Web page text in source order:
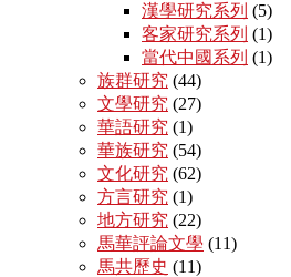
漢學研究系列 (5)
客家研究系列 (1)
當代中國系列 (1)
族群研究 (44)
文學研究 (27)
華語研究 (1)
華族研究 (54)
文化研究 (62)
方言研究 (1)
地方研究 (22)
馬華評論文學 (11)
馬共歷史 (11)